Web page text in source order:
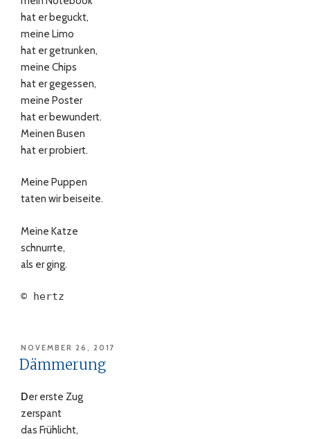
hat er beguckt,
meine Limo
hat er getrunken,
meine Chips
hat er gegessen,
meine Poster
hat er bewundert.
Meinen Busen
hat er probiert.
Meine Puppen
taten wir beiseite.
Meine Katze
schnurrte,
als er ging.
© hertz
VERÖFFENTLICHT
AM
NOVEMBER 26, 2017
Dämmerung
Der erste Zug
zerspant
das Frühlicht,